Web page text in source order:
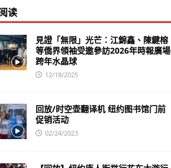
读
見證「無限」光芒：江錦鑫、陳鍵榕
等僑界領袖受邀參訪2026年時報廣場
跨年水晶球
12/18/2025
回放/时空壶翻译机 纽约图书馆门前
促销活动
02/24/2023